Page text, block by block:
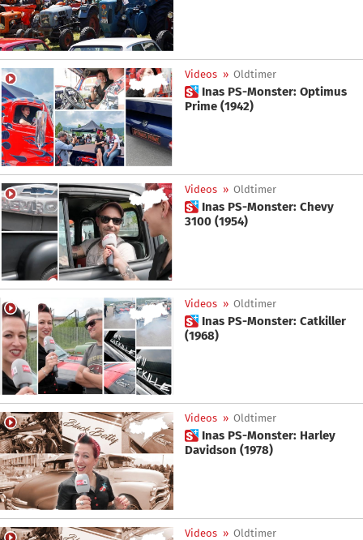
Videos » Oldtimer
 Inas PS-Monster: Optimus
Prime (1942)
Videos » Oldtimer
 Inas PS-Monster: Chevy
3100 (1954)
Videos » Oldtimer
 Inas PS-Monster: Catkiller
(1968)
Videos » Oldtimer
 Inas PS-Monster: Harley
Davidson (1978)
Videos » Oldtimer